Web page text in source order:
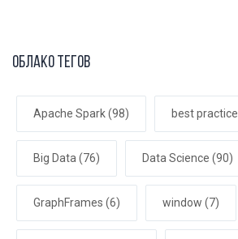
Облако тегов
Apache Spark(98) best practice
Big Data (76) Data Science (90)
GraphFrames (6) window (7)